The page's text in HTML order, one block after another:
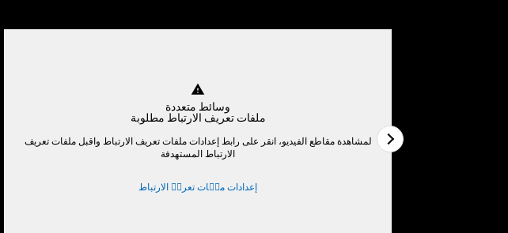
warning
وسائط متعددة
ملفات تعريف الارتباط مطلوبة
لمشاهدة مقاطع الفيديو، انقر على رابط إعدادات ملفات تعريف الارتباط واقبل ملفات تعريف
الارتباط المستهدفة
إعدادات ملٝات تعريٝ الارتباط